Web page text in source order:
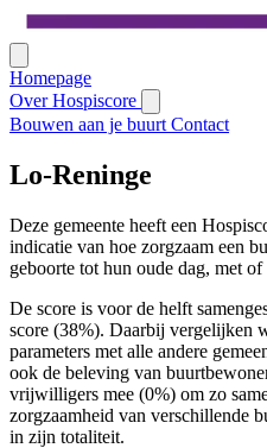
Homepage
Over Hospiscore
Bouwen aan je buurt Contact
Lo-Reninge
Deze gemeente heeft een
indicatie van hoe zorgzaam een
geboorte tot hun oude dag, met
De score is voor de helft
score (38%). Daarbij vergelijken
parameters met alle andere
ook de beleving van
vrijwilligers mee (0%) om zo
zorgzaamheid van verschillende
in zijn totaliteit.